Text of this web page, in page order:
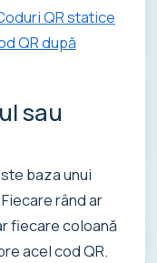
QR statice
QR după
sau
baza unui
rând ar
fiecare coloană
acel cod QR.